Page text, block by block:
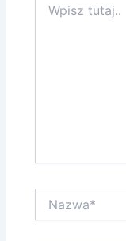
tutaj..